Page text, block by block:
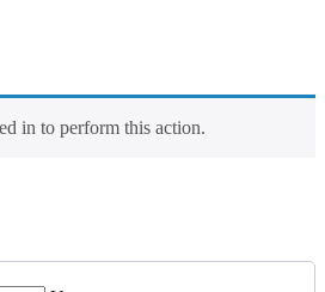
in to perform this action.